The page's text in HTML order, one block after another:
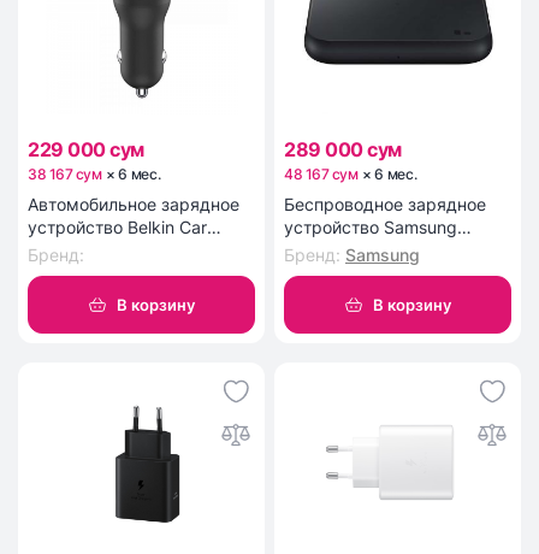
229 000 сум
38 167 сум ×6 мес.
Автомобильное зарядное
устройство Belkin Car
Charger (18W) Power
Delivery Port USB-C, (12W)
USB-A, black
(F7U100BTBLK)
Бренд:
В корзину
289 000 сум
48 167 сум ×6 мес.
Беспроводное зарядное
устройство Samsung
Wireless Charger Pad black
(EP-P1300BBRGRU)
Бренд: Samsung
В корзину